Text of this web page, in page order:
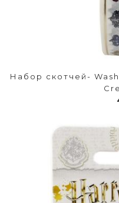
Набор скотчей-